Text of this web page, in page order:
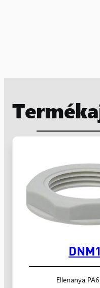
Ellenanya